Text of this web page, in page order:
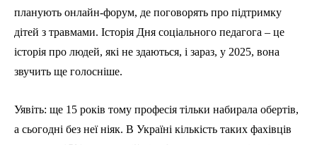
планують онлайн-форум, де поговорять про підтримку
дітей з травмами. Історія Дня соціального педагога – це
історія про людей, які не здаються, і зараз, у 2025, вона
звучить ще голосніше.
Уявіть: ще 15 років тому професія тільки набирала обертів,
а сьогодні без неї ніяк. В Україні кількість таких фахівців